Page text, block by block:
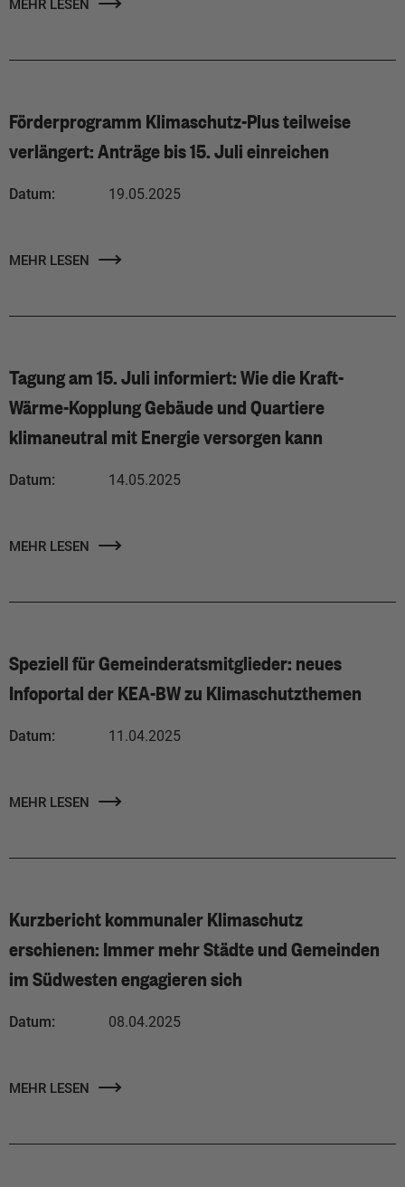
MEHR LESEN
Förderprogramm Klimaschutz-Plus teilweise
verlängert: Anträge bis 15. Juli einreichen
Datum: 19.05.2025
MEHR LESEN
Tagung am 15. Juli informiert: Wie die Kraft-
Wärme-Kopplung Gebäude und Quartiere
klimaneutral mit Energie versorgen kann
Datum: 14.05.2025
MEHR LESEN
Speziell für Gemeinderatsmitglieder: neues
Infoportal der KEA-BW zu Klimaschutzthemen
Datum: 11.04.2025
MEHR LESEN
Kurzbericht kommunaler Klimaschutz
erschienen: Immer mehr Städte und Gemeinden
im Südwesten engagieren sich
Datum: 08.04.2025
MEHR LESEN